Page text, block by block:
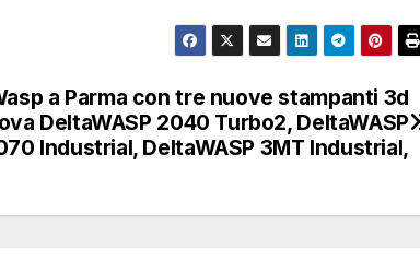
a Parma con tre nuove stampanti 3d
DeltaWASP 2040 Turbo2, DeltaWASP
Industrial, DeltaWASP 3MT Industrial,